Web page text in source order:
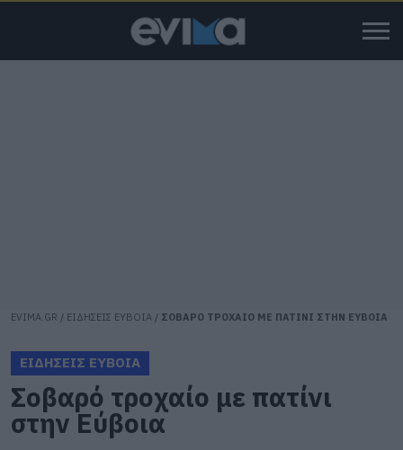
EVIMA.GR / ΕΙΔΗΣΕΙΣ ΕΥΒΟΙΑ / ΣΟΒΑΡΟ ΤΡΟΧΑΙΟ ΜΕ ΠΑΤΙΝΙ ΣΤΗΝ ΕΥΒΟΙΑ
ΕΙΔΗΣΕΙΣ ΕΥΒΟΙΑ
Σοβαρό τροχαίο με πατίνι
στην Εύβοια